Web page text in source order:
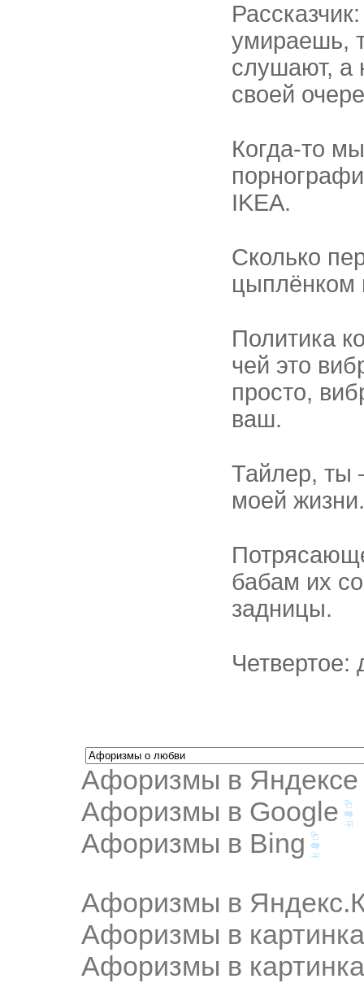
умираешь,
слушают,
своей
Когда-то
IKEA.
Сколько
цыплёнком
Политика
чей это
просто,
ваш.
Тайлер, ты
моей жизни.
бабам их
задницы.
Четвертое:
Афоризмы в Яндексе
Афоризмы в Google
Афоризмы в Bing
Афоризмы в
Афоризмы в
Афоризмы в